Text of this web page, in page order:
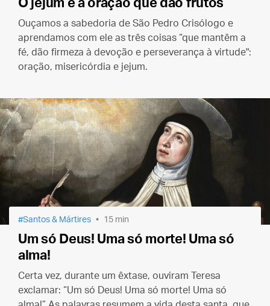
O jejum e a oração que dão frutos
Ouçamos a sabedoria de São Pedro Crisólogo e
aprendamos com ele as três coisas “que mantêm a
fé, dão firmeza à devoção e perseverança à virtude":
oração, misericórdia e jejum.
Santos & Mártires 15 min
Um só Deus! Uma só morte! Uma só
alma!
Certa vez, durante um êxtase, ouviram Teresa
exclamar: “Um só Deus! Uma só morte! Uma só